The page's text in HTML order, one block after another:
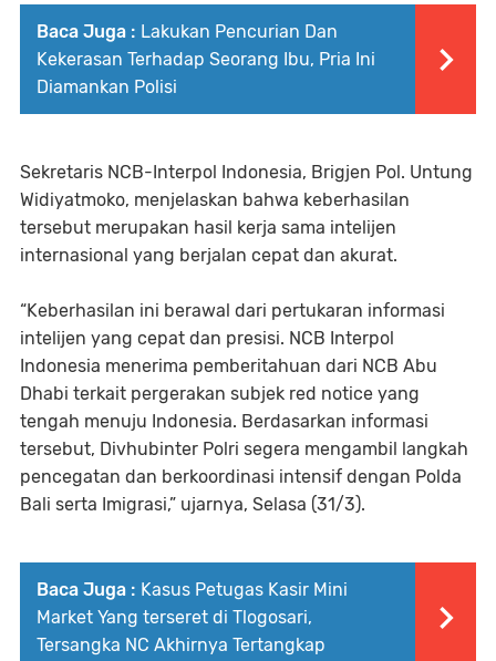
Baca Juga : Lakukan Pencurian Dan
Kekerasan Terhadap Seorang Ibu, Pria Ini
Diamankan Polisi
Sekretaris NCB-Interpol Indonesia, Brigjen Pol. Untung
Widiyatmoko, menjelaskan bahwa keberhasilan
tersebut merupakan hasil kerja sama intelijen
internasional yang berjalan cepat dan akurat.
“Keberhasilan ini berawal dari pertukaran informasi
intelijen yang cepat dan presisi. NCB Interpol
Indonesia menerima pemberitahuan dari NCB Abu
Dhabi terkait pergerakan subjek red notice yang
tengah menuju Indonesia. Berdasarkan informasi
tersebut, Divhubinter Polri segera mengambil langkah
pencegatan dan berkoordinasi intensif dengan Polda
Bali serta Imigrasi,” ujarnya, Selasa (31/3).
Baca Juga : Kasus Petugas Kasir Mini
Market Yang terseret di Tlogosari,
Tersangka NC Akhirnya Tertangkap